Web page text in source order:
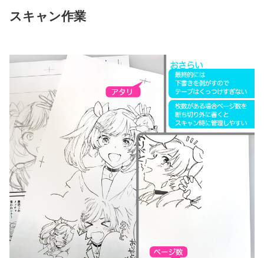
スキャン作業